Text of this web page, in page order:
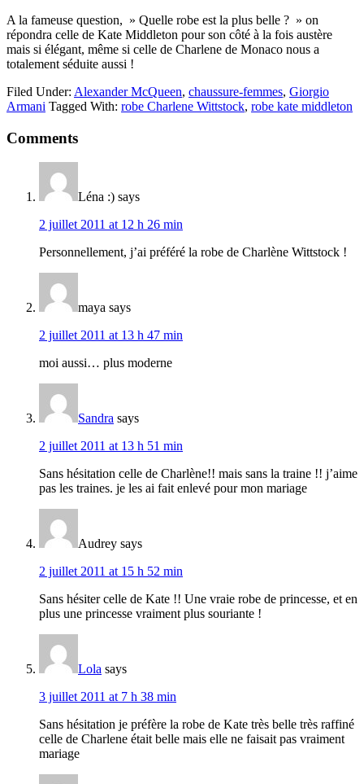
A la fameuse question, » Quelle robe est la plus belle ? » on
répondra celle de Kate Middleton pour son côté à la fois austère
mais si élégant, même si celle de Charlene de Monaco nous a
totalement séduite aussi !
Filed Under: Alexander McQueen, chaussure-femmes, Giorgio
Armani Tagged With: robe Charlene Wittstock, robe kate middleton
Reader
Interactions
Comments
Léna :) says
2 juillet 2011 at 12 h 26 min
Personnellement, j’ai préféré la robe de Charlène Wittstock !
maya says
2 juillet 2011 at 13 h 47 min
moi aussi… plus moderne
Sandra says
2 juillet 2011 at 13 h 51 min
Sans hésitation celle de Charlène!! mais sans la traine !! j’aime
pas les traines. je les ai fait enlevé pour mon mariage
Audrey says
2 juillet 2011 at 15 h 52 min
Sans hésiter celle de Kate !! Une vraie robe de princesse, et en
plus une princesse vraiment plus souriante !
Lola says
3 juillet 2011 at 7 h 38 min
Sans hésitation je préfère la robe de Kate très belle très raffiné
celle de Charlene était belle mais elle ne faisait pas vraiment
mariage